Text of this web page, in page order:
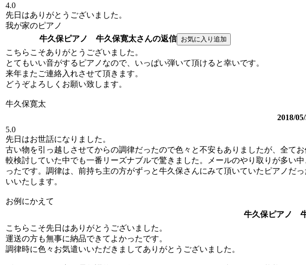
4.0
先日はありがとうございました。
我が家のピアノ
牛久保ピアノ 牛久保寛太さんの返信
こちらこそありがとうございました。
とてもいい音がするピアノなので、いっぱい弾いて頂けると幸いです。
来年またご連絡入れさせて頂きます。
どうぞよろしくお願い致します。
牛久保寛太
2018/
5.0
先日はお世話になりました。
古い物を引っ越しさせてからの調律だったので色々と不安もありましたが、全て
較検討していた中でも一番リーズナブルで驚きました。メールのやり取りが多い
ったです。調律は、前持ち主の方がずっと牛久保さんにみて頂いていたピアノだ
いいたします。
お例にかえて
牛久保ピアノ
こちらこそ先日はありがとうございました。
運送の方も無事に納品できてよかったです。
調律時に色々お気遣いいただきましてありがとうございました。